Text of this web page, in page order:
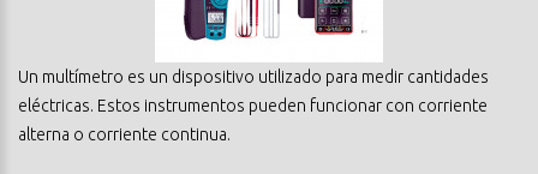
Un multímetro es un dispositivo utilizado para medir cantidades
eléctricas. Estos instrumentos pueden funcionar con corriente
alterna o corriente continua.